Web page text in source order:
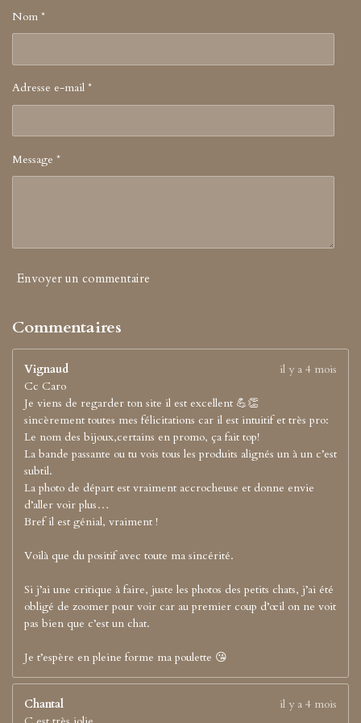
a
Nom *
Adresse e-mail *
Message *
Envoyer un commentaire
Commentaires
Vignaud
il y a 4 mois
Cc Caro
Je viens de regarder ton site il est excellent 💪👏
sincèrement toutes mes félicitations car il est intuitif et très pro:
Le nom des bijoux,certains en promo, ça fait top!
La bande passante ou tu vois tous les produits alignés un à un c’est
subtil.
La photo de départ est vraiment accrocheuse et donne envie
d’aller voir plus…
Bref il est génial, vraiment !
Voilà que du positif avec toute ma sincérité.
Si j’ai une critique à faire, juste les photos des petits chats, j’ai été
obligé de zoomer pour voir car au premier coup d’œil on ne voit
pas bien que c’est un chat.
Je t’espère en pleine forme ma poulette 😘
Chantal
il y a 4 mois